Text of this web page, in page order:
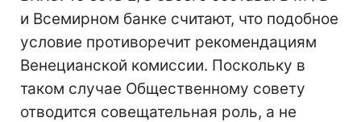
и Всемирном банке считают, что подобное
условие противоречит рекомендациям
Венецианской комиссии. Поскольку в
таком случае Общественному совету
отводится совещательная роль, а не